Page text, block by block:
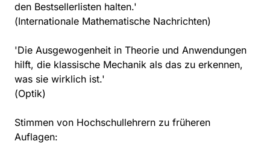
den Bestsellerlisten halten.'
(Internationale Mathematische Nachrichten)
'Die Ausgewogenheit in Theorie und Anwendungen
hilft, die klassische Mechanik als das zu erkennen,
was sie wirklich ist.'
(Optik)
Stimmen von Hochschullehrern zu früheren
Auflagen: